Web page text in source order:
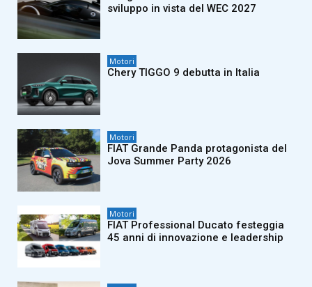
sviluppo in vista del WEC 2027
Motori
Chery TIGGO 9 debutta in Italia
Motori
FIAT Grande Panda protagonista del
Jova Summer Party 2026
Motori
FIAT Professional Ducato festeggia
45 anni di innovazione e leadership